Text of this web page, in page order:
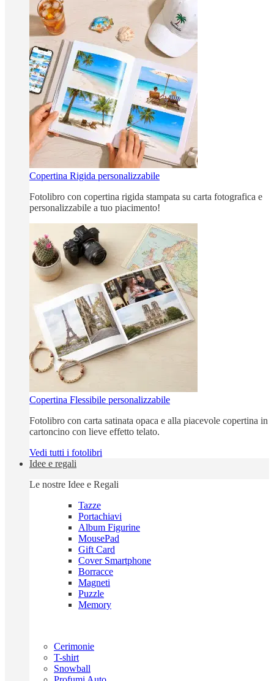
Copertina Rigida personalizzabile
Fotolibro con copertina rigida stampata su carta fotografica e
personalizzabile a tuo piacimento!
Copertina Flessibile personalizzabile
Fotolibro con carta satinata opaca e alla piacevole copertina in
cartoncino con lieve effetto telato.
Vedi tutti i fotolibri
Idee e regali
Le nostre Idee e Regali
Tazze
Portachiavi
Album Figurine
MousePad
Gift Card
Cover Smartphone
Borracce
Magneti
Puzzle
Memory
Cerimonie
T-shirt
Snowball